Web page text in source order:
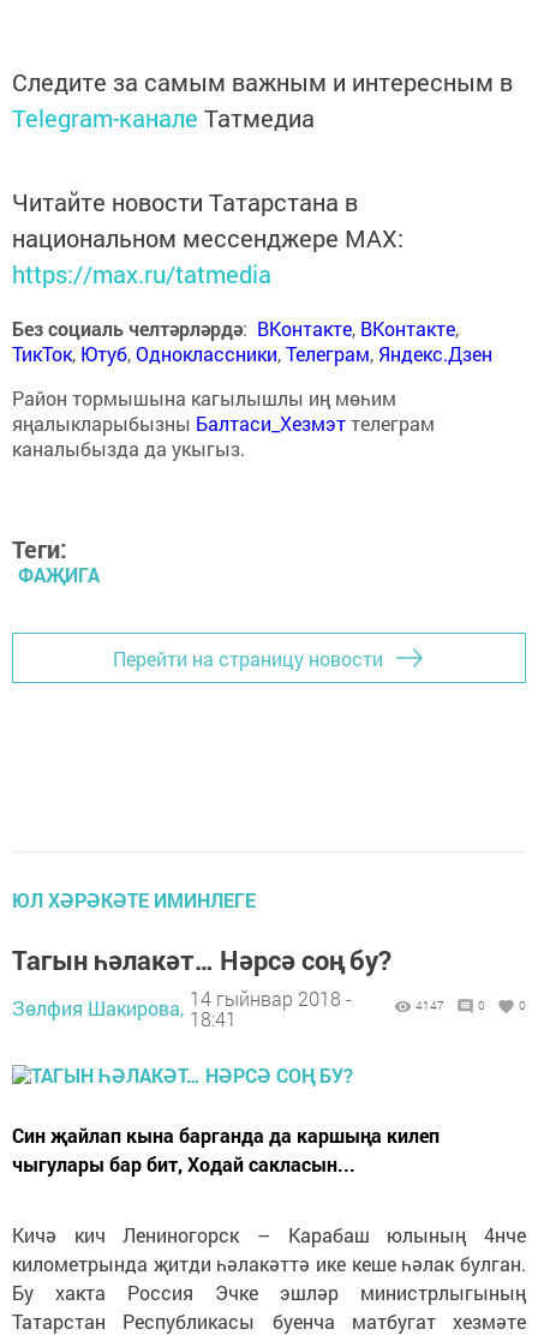
Следите за самым важным и интересным в
Telegram-канале Татмедиа
Читайте новости Татарстана в
национальном мессенджере MАХ:
https://max.ru/tatmedia
Без социаль челтәрләрдә: ВКонтакте, ВКонтакте,
ТикТок, Ютуб,Одноклассники,Телеграм, Яндекс.Дзен
Район тормышына кагылышлы иң мөһим
яңалыкларыбызны Балтаси_Хезмэттелеграм
каналыбызда да укыгыз.
Теги:
ФАҖИГА
Перейти на страницу новости
ЮЛ ХӘРӘКӘТЕ ИМИНЛЕГЕ
Тагын һәлакәт… Нәрсә соң бу?
Зөлфия Шакирова, 14 гыйнвар 2018 -
18:41
4147 0 0
Син җайлап кына барганда да каршыңа килеп
чыгулары бар бит, Ходай сакласын...
Кичә кич Лениногорск – Карабаш юлының 4нче
километрында җитди һәлакәттә ике кеше һәлак булган.
Бу хакта Россия Эчке эшләр министрлыгының
Татарстан Республикасы буенча матбугат хезмәте